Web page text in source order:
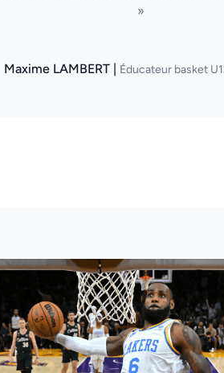
»
Maxime LAMBERT | Éducateur basket